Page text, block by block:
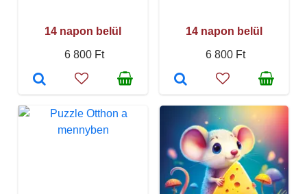
14 napon belül
6 800 Ft
14 napon belül
6 800 Ft